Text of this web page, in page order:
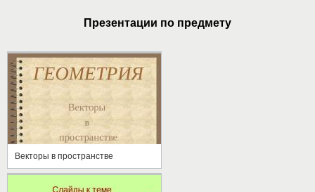
Презентации по предмету
Векторы в пространстве